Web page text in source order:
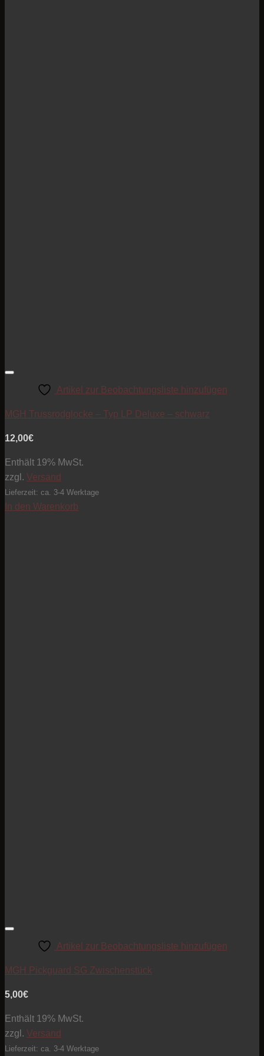
Artikel zur Beobachtungsliste hinzufügen
MGH Trussrodglocke – Typ LP Deluxe – schwarz
12,00€
Enthält 19% MwSt.
zzgl. Versand
Lieferzeit: ca. 3-4 Werktage
In den Warenkorb
Artikel zur Beobachtungsliste hinzufügen
MGH Pickguard SG Zwischenstück
5,00€
Enthält 19% MwSt.
zzgl. Versand
Lieferzeit: ca. 3-4 Werktage